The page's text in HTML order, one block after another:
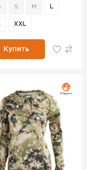
S M L
XXL
Купить